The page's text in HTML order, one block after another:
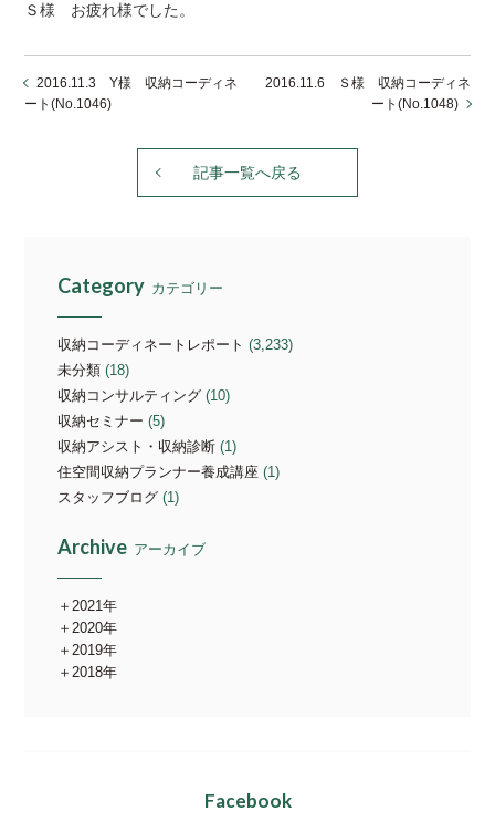
Ｓ様 お疲れ様でした。
2016.11.3 Y様 収納コーディネ
ート(No.1046)
2016.11.6 Ｓ様 収納コーディネ
ート(No.1048)
記事一覧へ戻る
Category カテゴリー
収納コーディネートレポート (3,233)
未分類 (18)
収納コンサルティング (10)
収納セミナー (5)
収納アシスト・収納診断 (1)
住空間収納プランナー養成講座 (1)
スタッフブログ (1)
Archive アーカイブ
2021年
2020年
2019年
2018年
Facebook